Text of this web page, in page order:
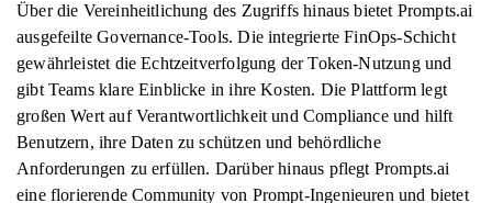
Über die Vereinheitlichung des Zugriffs hinaus bietet Prompts.ai
ausgefeilte Governance-Tools. Die integrierte FinOps-Schicht
gewährleistet die Echtzeitverfolgung der Token-Nutzung und
gibt Teams klare Einblicke in ihre Kosten. Die Plattform legt
großen Wert auf Verantwortlichkeit und Compliance und hilft
Benutzern, ihre Daten zu schützen und behördliche
Anforderungen zu erfüllen. Darüber hinaus pflegt Prompts.ai
eine florierende Community von Prompt-Ingenieuren und bietet